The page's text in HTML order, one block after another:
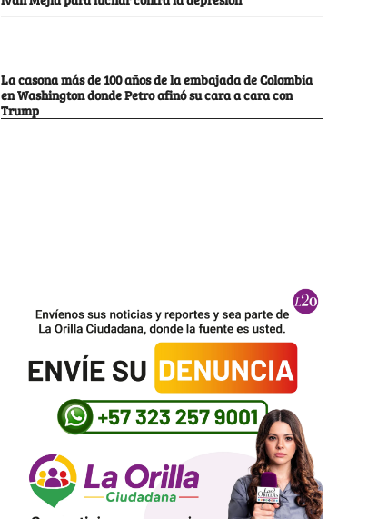
La casona más de 100 años de la embajada de Colombia
en Washington donde Petro afinó su cara a cara con
Trump